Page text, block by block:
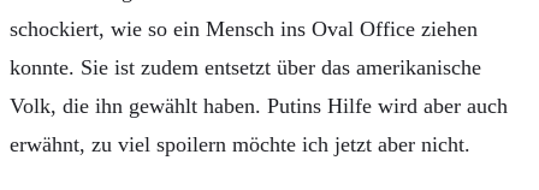
schockiert, wie so ein Mensch ins Oval Office ziehen
konnte. Sie ist zudem entsetzt über das amerikanische
Volk, die ihn gewählt haben. Putins Hilfe wird aber auch
erwähnt, zu viel spoilern möchte ich jetzt aber nicht.